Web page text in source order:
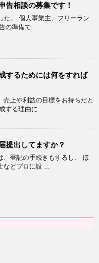
告相談の募集です！
た。 個人事業主、フリーラン
の準備で ...
するためには何をすれば
売上や利益の目標をお持ちだと
する理由に ...
提出してますか？
、登記の手続きもするし、 ほ
などプロに設 ...